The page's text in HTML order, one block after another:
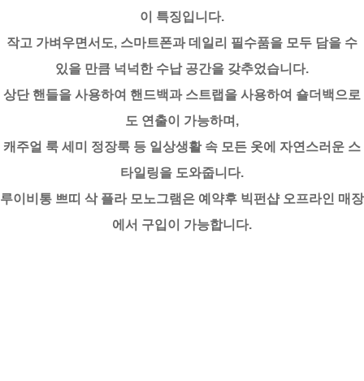
이 특징입니다.
작고 가벼우면서도, 스마트폰과 데일리 필수품을 모두 담을 수
있을 만큼 넉넉한 수납 공간을 갖추었습니다.
상단 핸들을 사용하여 핸드백과 스트랩을 사용하여 숄더백으로
도 연출이 가능하며,
캐주얼 룩 세미 정장룩 등 일상생활 속 모든 옷에 자연스러운 스
타일링을 도와줍니다.
루이비통 쁘띠 삭 플라 모노그램은 예약후 빅펀샵 오프라인 매장
에서 구입이 가능합니다.